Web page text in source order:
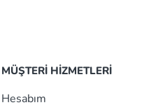
MÜŞTERİ HİZMETLERİ
Hesabım